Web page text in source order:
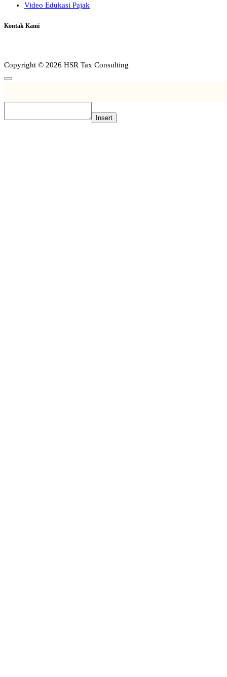
Video Edukasi Pajak
Kontak Kami
Copyright © 2026 HSR Tax Consulting
Insert